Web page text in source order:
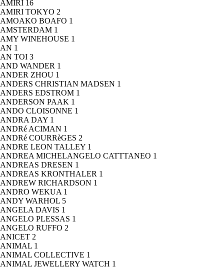
AMIRI 16
AMIRI TOKYO 2
AMOAKO BOAFO 1
AMSTERDAM 1
AMY WINEHOUSE 1
AN 1
AN TOI 3
AND WANDER 1
ANDER ZHOU 1
ANDERS CHRISTIAN MADSEN 1
ANDERS EDSTROM 1
ANDERSON PAAK 1
ANDO CLOISONNE 1
ANDRA DAY 1
ANDRé ACIMAN 1
ANDRé COURRèGES 2
ANDRE LEON TALLEY 1
ANDREA MICHELANGELO CATTTANEO 1
ANDREAS DRESEN 1
ANDREAS KRONTHALER 1
ANDREW RICHARDSON 1
ANDRO WEKUA 1
ANDY WARHOL 5
ANGELA DAVIS 1
ANGELO PLESSAS 1
ANGELO RUFFO 2
ANICET 2
ANIMAL 1
ANIMAL COLLECTIVE 1
ANIMAL JEWELLERY WATCH 1